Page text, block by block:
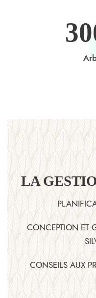
LA
CONCEPTION ET
CONSEILS AUX